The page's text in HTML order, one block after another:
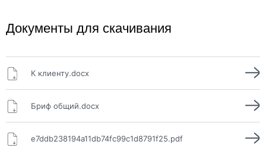
Документы для скачивания
К клиенту.docx
Бриф общий.docx
e7ddb238194a11db74fc99c1d8791f25.pdf